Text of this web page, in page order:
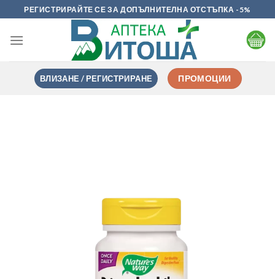
to
content
РЕГИСТРИРАЙТЕ СЕ ЗА ДОПЪЛНИТЕЛНА ОТСТЪПКА -5%
ВЛИЗАНЕ / РЕГИСТРИРАНЕ ПРОМОЦИИ